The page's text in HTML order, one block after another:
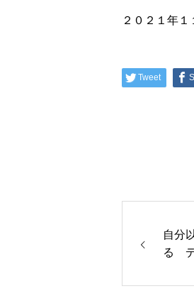
２０２１年
Tweet
自分
る デ